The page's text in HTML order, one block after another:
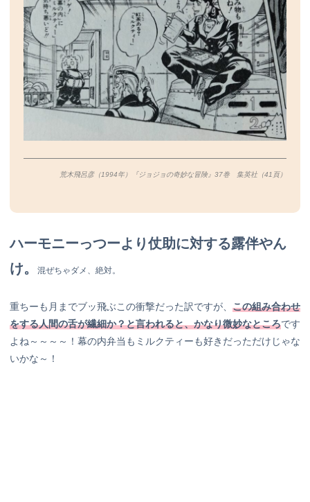
荒木飛呂彦（1994年）『ジョジョの奇妙な冒険』37巻 集英社（41 頁）
ハーモニーっつーより仗助に対する露伴やん
け。
混ぜちゃダメ、絶対。
重ちーも月までブッ飛ぶこの衝撃だった訳ですが、 この組み合わせ
をする人間の舌が繊細か？と言われると、かなり微妙なところです
よね～～～～！幕の内弁当もミルクティーも好きだっただけじゃな
いかな～！